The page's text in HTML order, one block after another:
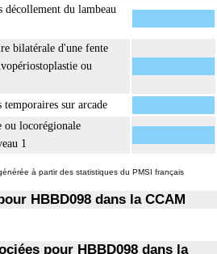
décollement du lambeau
bilatérale d'une fente
ou
sur arcade
ou locorégionale
1
à partir des statistiques du PMSI français
HBBD098 dans la CCAM
pour HBBD098 dans la